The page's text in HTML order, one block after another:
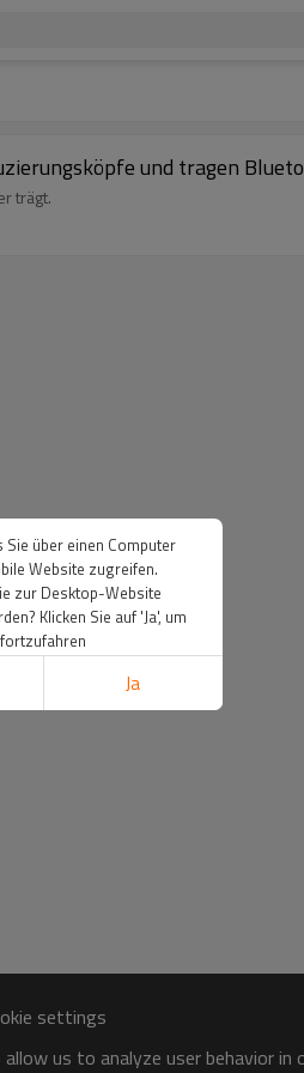
und tragen
trägt.
settings
us to analyze user behavior
Sie über einen Computer
Website zugreifen.
zur Desktop-Website
Klicken Sie auf 'Ja', um
fortzufahren
Ja